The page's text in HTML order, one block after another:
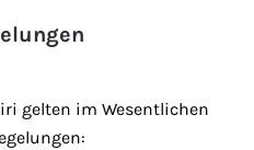
gelten im Wesentlichen